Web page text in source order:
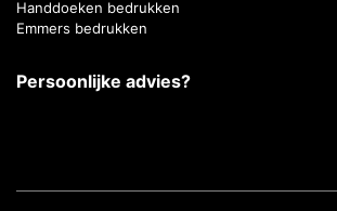
Handdoeken bedrukken
Emmers bedrukken
Persoonlijke advies?